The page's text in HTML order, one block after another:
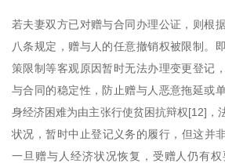
若夫妻双方已对赠与合同办理公证，则根
八条规定，赠与人的任意撤销权被限制。
策限制等客观原因暂时无法办理变更登记
与合同的稳定性，防止赠与人恶意拖延或
身经济困难为由主张行使贫困抗辩权[12]，
状况，暂时中止登记义务的履行，但这
一旦赠与人经济状况恢复，受赠人仍有